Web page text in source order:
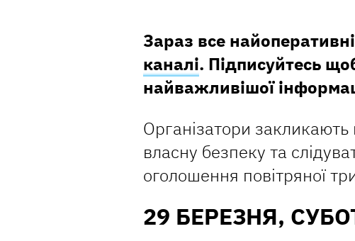
Зараз все
каналі. Підписуйтесь
найважливішої
Організатори закликають
власну безпеку та
оголошення повітряної
29 БЕРЕЗНЯ,